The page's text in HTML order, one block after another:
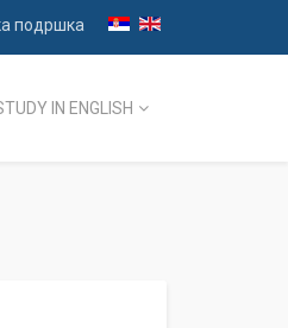
подршка
IN ENGLISH